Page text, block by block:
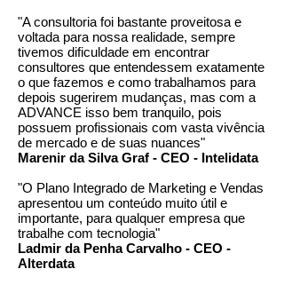
"A consultoria foi bastante proveitosa e
voltada para nossa realidade, sempre
tivemos dificuldade em encontrar
consultores que entendessem exatamente
o que fazemos e como trabalhamos para
depois sugerirem mudanças, mas com a
ADVANCE isso bem tranquilo, pois
possuem profissionais com vasta vivência
de mercado e de suas nuances"
Marenir da Silva Graf - CEO - Intelidata
"O Plano Integrado de Marketing e Vendas
apresentou um conteúdo muito útil e
importante, para qualquer empresa que
trabalhe com tecnologia"
Ladmir da Penha Carvalho - CEO -
Alterdata